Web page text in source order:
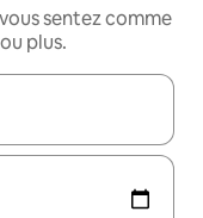
sentez comme
plus.
les flèches vers le